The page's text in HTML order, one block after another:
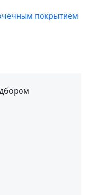
покрытием